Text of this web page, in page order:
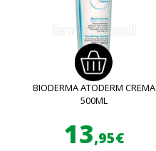
BIODERMA ATODERM CREMA
500ML
13,95€